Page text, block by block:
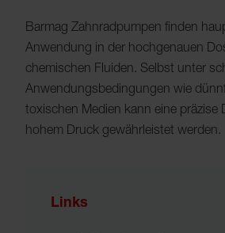
Barmag Zahnradpumpen finden
Anwendung in der hochgenauen
chemischen Fluiden. Selbst unter
Anwendungsbedingungen wie
toxischen Medien kann eine präzise
hohem Druck gewährleistet werden.
Links